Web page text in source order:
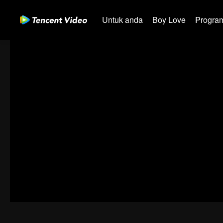
Untuk anda Boy Love